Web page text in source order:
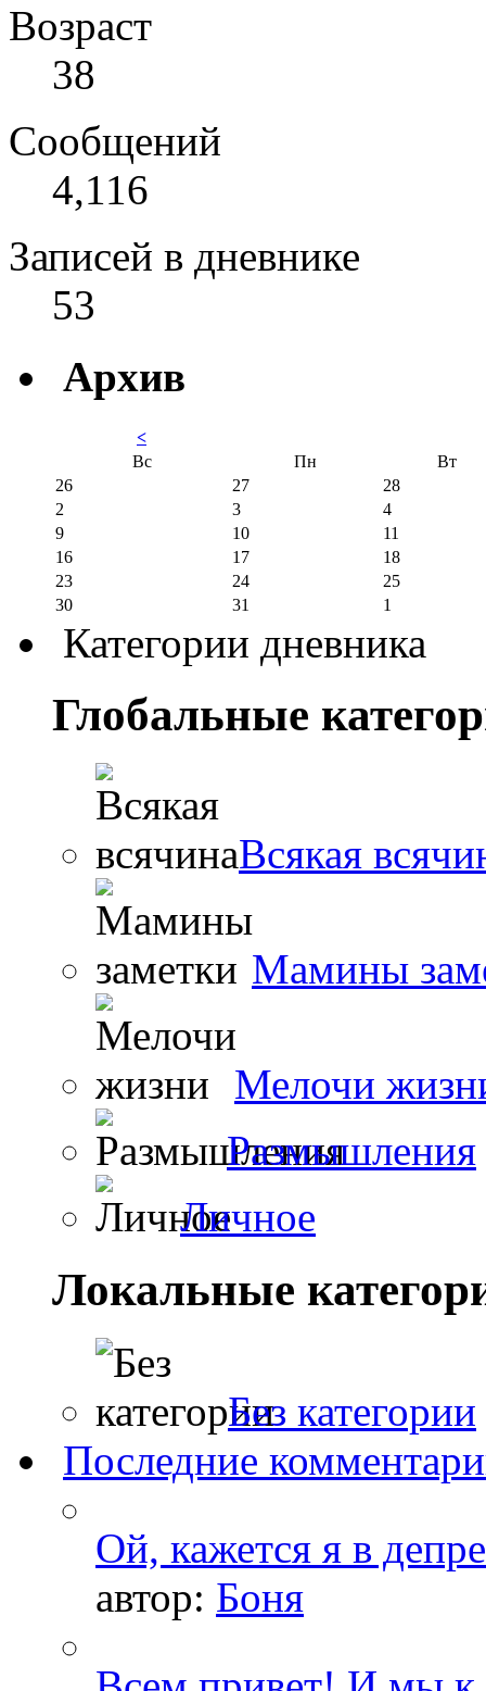
Возраст
38
Сообщений
4,116
Записей в дневнике
53
Архив
<
Вс
Пн
Вт
26
27
28
2
3
4
9
10
11
16
17
18
23
24
25
30
31 1
Категории дневника
Глобальные
Всякая
Мамины
Мелочи
Размышления
Личное
Локальные
Без категории
Последние
Ой, кажется я в
автор: Боня